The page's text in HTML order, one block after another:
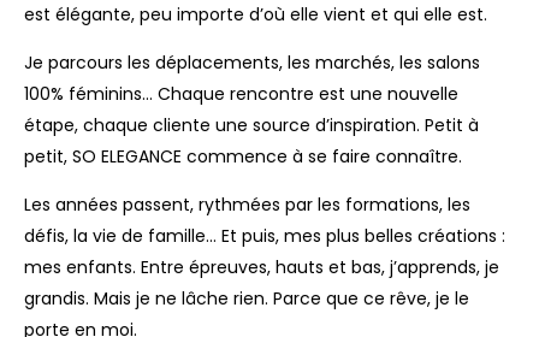
est élégante, peu importe d’où elle vient et qui elle est.
Je parcours les déplacements, les marchés, les salons
100% féminins… Chaque rencontre est une nouvelle
étape, chaque cliente une source d’inspiration. Petit à
petit, SO ELEGANCE commence à se faire connaître.
Les années passent, rythmées par les formations, les
défis, la vie de famille… Et puis, mes plus belles créations :
mes enfants. Entre épreuves, hauts et bas, j’apprends, je
grandis. Mais je ne lâche rien. Parce que ce rêve, je le
porte en moi.